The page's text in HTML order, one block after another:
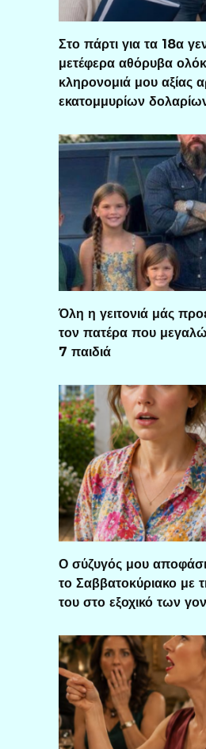
Στο πάρτι για τα 18α
μετέφερα αθόρυβα
κληρονομιά μου αξίας
εκατομμυρίων
Όλη η γειτονιά μάς
τον πατέρα που
7 παιδιά
Ο σύζυγός μου
το Σαββατοκύριακο με
του στο εξοχικό των